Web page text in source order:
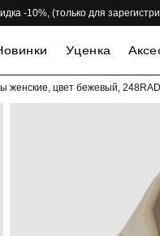
-10%, (только для
Уценка
женские, цвет бежевый,